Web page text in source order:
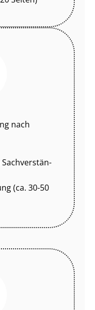
nach
(ca. 30-50